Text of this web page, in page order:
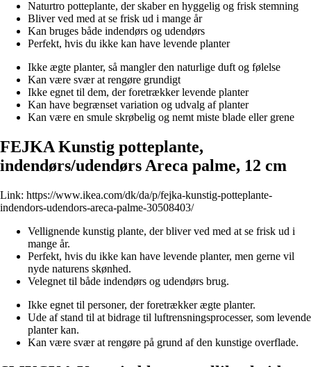
Naturtro potteplante, der skaber en hyggelig og frisk stemning
Bliver ved med at se frisk ud i mange år
Kan bruges både indendørs og udendørs
Perfekt, hvis du ikke kan have levende planter
Ikke ægte planter, så mangler den naturlige duft og følelse
Kan være svær at rengøre grundigt
Ikke egnet til dem, der foretrækker levende planter
Kan have begrænset variation og udvalg af planter
Kan være en smule skrøbelig og nemt miste blade eller grene
FEJKA Kunstig potteplante,
indendørs/udendørs Areca palme, 12 cm
Link: https://www.ikea.com/dk/da/p/fejka-kunstig-potteplante-
indendors-udendors-areca-palme-30508403/
Vellignende kunstig plante, der bliver ved med at se frisk ud i
mange år.
Perfekt, hvis du ikke kan have levende planter, men gerne vil
nyde naturens skønhed.
Velegnet til både indendørs og udendørs brug.
Ikke egnet til personer, der foretrækker ægte planter.
Ude af stand til at bidrage til luftrensningsprocesser, som levende
planter kan.
Kan være svær at rengøre på grund af den kunstige overflade.